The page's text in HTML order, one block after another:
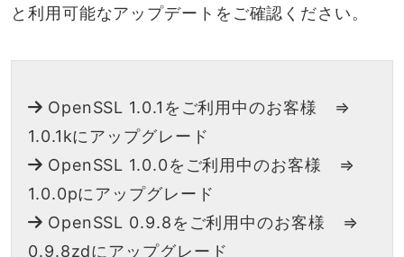
と利用可能なアップデートをご確認ください。
OpenSSL 1.0.1をご利用中のお客様 ⇒
1.0.1kにアップグレード
OpenSSL 1.0.0をご利用中のお客様 ⇒
1.0.0pにアップグレード
OpenSSL 0.9.8をご利用中のお客様 ⇒
0.9.8zdにアップグレード